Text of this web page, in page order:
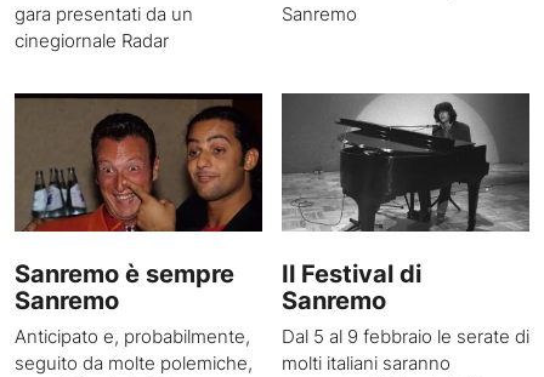
gara presentati da un
cinegiornale Radar
Sanremo
Sanremo è sempre
Sanremo
Anticipato e, probabilmente,
seguito da molte polemiche,
Il Festival di
Sanremo
Dal 5 al 9 febbraio le serate di
molti italiani saranno